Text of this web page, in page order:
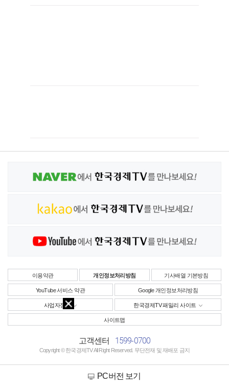
이용약관 개인정보처리방침 기사배열 기본방침
YouTube 서비스 약관 Google 개인정보처리방침
사업자정보 한국경제TV 패밀리 사이트
사이트맵
고객센터 1599-0700
Copyright © 한국경제TV All Right Reserved. 무단전재 및 재배포 금지
PC버전 보기